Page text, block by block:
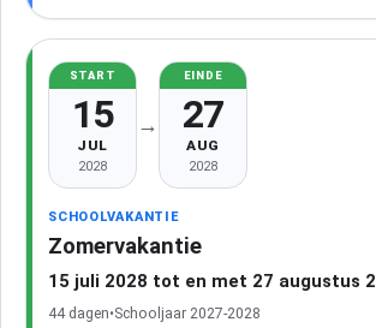
START
15
JUL
2028
→
EINDE
27
AUG
2028
SCHOOLVAKANTIE
Zomervakantie
15 juli 2028 tot en met 27 augustus
44 dagen•Schooljaar 2027-2028